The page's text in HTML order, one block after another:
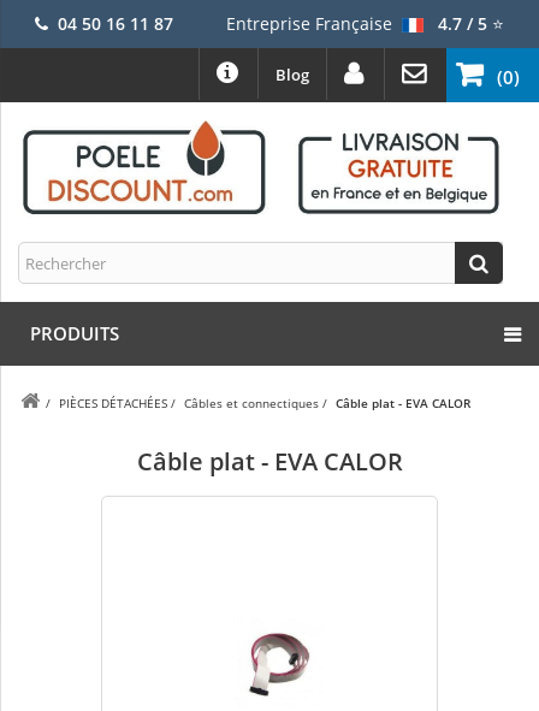
04 50 16 11 87 Entreprise Française 4.7 / 5⭐
(0)
Blog
PRODUITS
/ PIÈCES DÉTACHÉES / Câbles et connectiques / Câble plat - EVA CALOR
Câble plat - EVA CALOR